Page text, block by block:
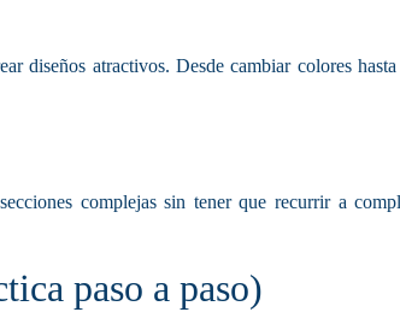
diseños atractivos. Desde cambiar colores
complejas sin tener que recurrir a
paso a paso)